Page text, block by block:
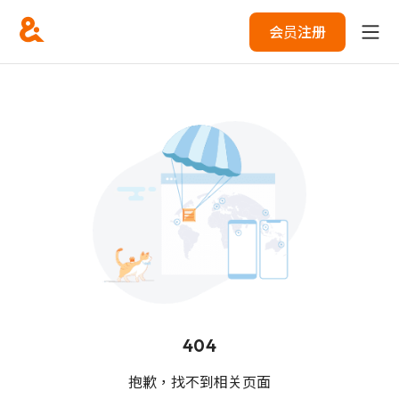
会员注册
404
抱歉，找不到相关页面